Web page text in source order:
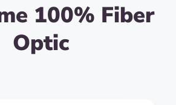
100% Fiber
Optic